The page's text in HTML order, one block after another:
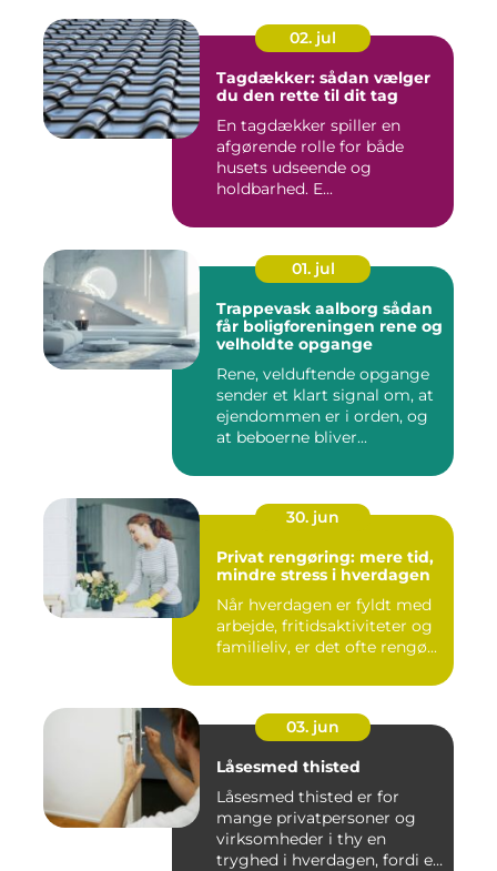
02. jul
Tagdækker: sådan vælger
du den rette til dit tag
En tagdækker spiller en
afgørende rolle for både
husets udseende og
holdbarhed. E...
01. jul
Trappevask aalborg sådan
får boligforeningen rene og
velholdte opgange
Rene, velduftende opgange
sender et klart signal om, at
ejendommen er i orden, og
at beboerne bliver...
30. jun
Privat rengøring: mere tid,
mindre stress i hverdagen
Når hverdagen er fyldt med
arbejde, fritidsaktiviteter og
familieliv, er det ofte rengø...
03. jun
Låsesmed thisted
Låsesmed thisted er for
mange privatpersoner og
virksomheder i thy en
tryghed i hverdagen, fordi en